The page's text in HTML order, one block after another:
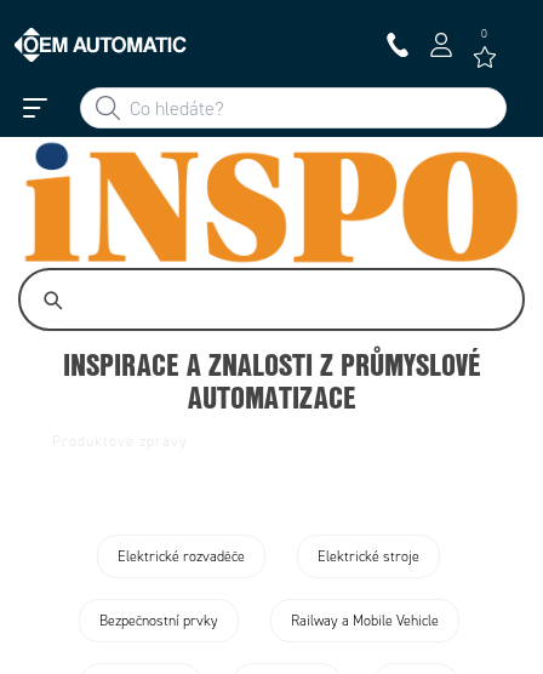
0
INSPIRACE A ZNALOSTI Z PRŮMYSLOVÉ
AUTOMATIZACE
Elektrické rozvaděče Elektrické stroje
Bezpečnostní prvky Railway a Mobile Vehicle